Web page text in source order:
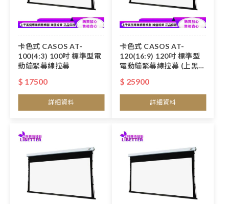
卡色式 CASOS AT-
100(4:3) 100吋 標準型電
動繃緊幕線拉幕
$ 17500
詳細資料
卡色式 CASOS AT-
120(16:9) 120吋 標準型
電動繃緊幕線拉幕 (上黑
$ 25900
詳細資料